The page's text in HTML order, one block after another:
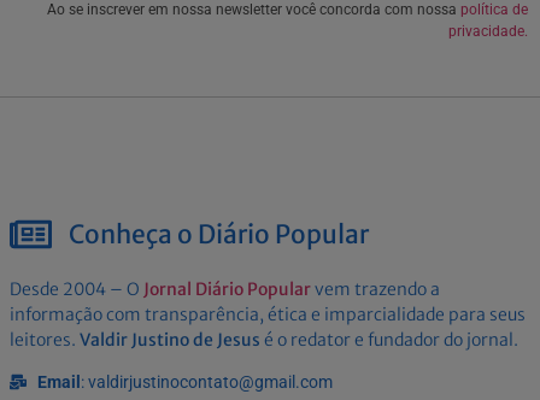
Ao se inscrever em nossa newsletter você concorda com nossa política de
privacidade.
Conheça o Diário Popular
Desde 2004 – O Jornal Diário Popularvem trazendo a
informação com transparência, ética e imparcialidade para seus
leitores. Valdir Justino de Jesus é o redator e fundador do jornal.
Email : valdirjustinocontato@gmail.com